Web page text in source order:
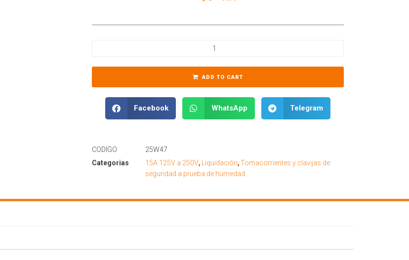
ADD TO CART
Facebook WhatsApp Telegram
CODIGO
25W47
Categorias
15A 125V a 250V, Liquidación,Tomacorrientes y clavijas de
seguridad a prueba de humedad